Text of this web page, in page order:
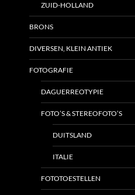
ZUID-HOLLAND
BRONS
DIVERSEN, KLEIN ANTIEK
FOTOGRAFIE
DAGUERREOTYPIE
FOTO’S & STEREOFOTO’S
DUITSLAND
ITALIE
FOTOTOESTELLEN